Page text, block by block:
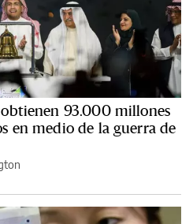
93.000 millones
en medio de la guerra de